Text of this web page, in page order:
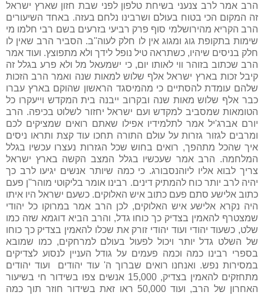
הרב אמר לרב צנעני בשיחת טלפון לפני שבת חזון שארץ ישראל
זה המקום הכי בטוח בעולם ושרבינו נלחם בעזה. באחד השיעורים
הרב הקריא מהירושלמי סוף פרק רביעי בזרעים בשם רבי חלמו מי
שימות בתקופת גוג ומגוג אין לו חלק לעוה''ב. הסביר הרב שאין לו
חלק בניסים שיהיו, כשתראה טיל נופל לידך ולא מתפוצץ. ועוד אמר
הרב שכתוב בזוהר ווי לאותו יום, כי ישמעאל מל ולא פרע בגלל זה
קיבל זכות בארץ ישראל אלף שלוש למאות שנה ואמר הרב הזכות
שלהם עומדת להסתיים כי מהמיסגד הראשון שהוקם בארץ עברו
כבר אלף שלוש מאות שנה ובקרוב ייבנה בית המקדש וייעקרו כל
הטומאות שמסביב למקדש ועם ישראל יחזור לשלוט בכיפה. הרב
יורם אברג'יל אמר לתלמידיו אפילו שאתם רואים שמציקים לכם
ומרבים לגזור גזרות על עולם התורה תחכו עוד קצת ותראו ניסים
איך שהכל מתהפך, רואים בחוש שכל הגזרות נעצרו עכשיו בגלל
המלחמה. הרב אמר שעכשיו בגלל המצב הקשה בארץ ישראל
צריך לבוא אליו ליוהנסבורג. כי כמה שיותר אנשים יגיעו לרב כך
יהיה לרב יותר כוח להמתיק דינים. רבינו אומר בליקוטי מוהר''ן פעם
כתוב אלישע סתם פעם כתוב איש האלוקים. כשעם ישראל היו איתו
היה נקרא אלישע איש האלוקים, לכן הרב אמר במרוקו כל יהודי
שמצטרף להאמין בצדיק כך כוחו גדל, והרב הביא דוגמא שזה כמו
שלט, כשעוד יהודי ועוד יהודי זורק את שכלו להאמין בצדיק כך כוחו
של השלט גדל יותר ויכול לפעול בעולם למרחקים, כמו שמובא
בספרי רבינו כמה וכמה פעמים על גודל העניין לנסוע לצדיקים
במסירות נפש. ואנחנו רואים שברוך ה' עוד יהודים ועוד יהודים
מתחזקים להאמין בצדיק, 15,000 אנשים צפו בשידור חי בשיעור
האחרון של הרב, ועוד 50,000 ראו זאת בשידור חוזר תוך כמה